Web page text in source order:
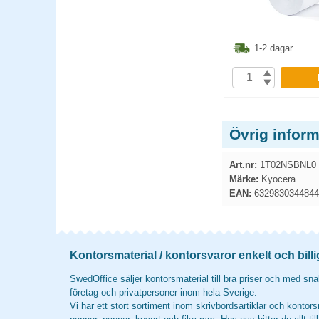
1-2 dagar
Övrig
Art.nr: 1T02NSBNL0
Märke: Kyocera
EAN: 6329830344844
Kontorsmaterial / kontorsvaror enkelt och
SwedOffice säljer kontorsmaterial till bra priser och med
företag och privatpersoner inom hela Sverige.
Vi har ett stort sortiment inom skrivbordsartiklar och